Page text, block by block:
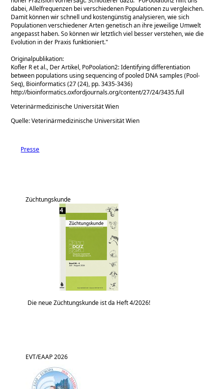
dabei, Allelfrequenzen bei verschiedenen Populationen zu vergleichen.
Damit können wir schnell und kostengünstig analysieren, wie sich
Populationen verschiedener Arten genetisch an ihre jeweilige Umwelt
angepasst haben. So können wir letztlich viel besser verstehen, wie die
Evolution in der Praxis funktioniert.
Originalpublikation:
Kofler R et al., Der Artikel, PoPoolation2: Identifying differentiation
between populations using sequencing of pooled DNA samples (Pool-
Seq), Bioinformatics (27 (24), pp. 3435-3436)
http://bioinformatics.oxfordjournals.org/content/27/24/3435.full
Veterinärmedizinische Universität Wien
Quelle: Veterinärmedizinische Universität Wien
Presse
Züchtungskunde
Die neue Züchtungskunde ist da Heft 4/2026!
EVT/EAAP 2026